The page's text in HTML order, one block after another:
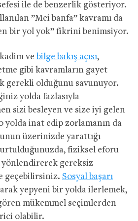
ile de benzerlik gösteriyor.
”Mei banfa” kavramı da
bir yol yok” fikrini benimsiyor.
ve bilge bakış açısı,
etme gibi kavramların gayet
gerekli olduğunu savunuyor.
yolda fazlasıyla
sizi besleyen ve size iyi gelen
yolda inat edip zorlamanın da
üzerinizde yarattığı
fiziksel eforu
yönlendirerek gereksiz
geçebilirsiniz. Sosyal başarı
yepyeni bir yolda ilerlemek,
mükemmel seçimlerden
olabilir.